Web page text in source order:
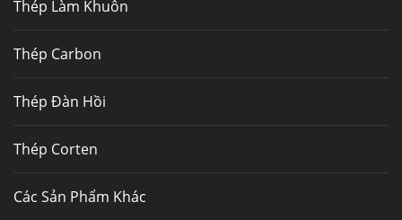
Thép Làm Khuôn
Thép Carbon
Thép Đàn Hồi
Thép Corten
Các Sản Phẩm Khác